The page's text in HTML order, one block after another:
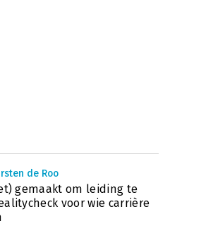
de Roo
gemaakt om leiding te
voor wie carrière